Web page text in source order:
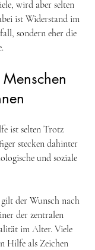
wird aber selten
ist Widerstand im
sondern eher die
ist selten Trotz
stecken dahinter
und soziale
der Wunsch nach
der zentralen
im Alter. Viele
Hilfe als Zeichen